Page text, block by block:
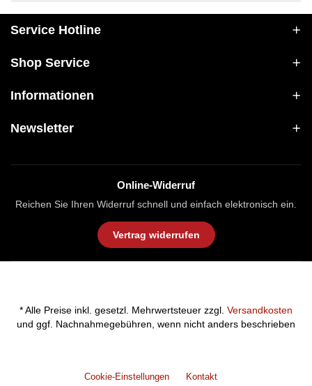
Service Hotline
Shop Service
Informationen
Newsletter
Online-Widerruf
Reichen Sie Ihren Widerruf schnell und einfach elektronisch ein.
Vertrag widerrufen
* Alle Preise inkl. gesetzl. Mehrwertsteuer zzgl. Versandkosten
und ggf. Nachnahmegebühren, wenn nicht anders beschrieben
Cookie-Einstellungen Kontakt